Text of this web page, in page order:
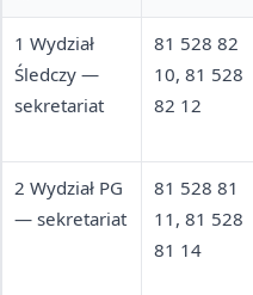
1 Wydział
Śledczy —
sekretariat
81 528 82
10, 81 528
82 12
2 Wydział PG
— sekretariat
81 528 81
11, 81 528
81 14